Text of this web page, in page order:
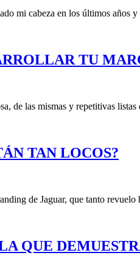
mi cabeza en los últimos años
TU
de las mismas y repetitivas
TAN LOCOS?
de Jaguar, que tanto
QUE